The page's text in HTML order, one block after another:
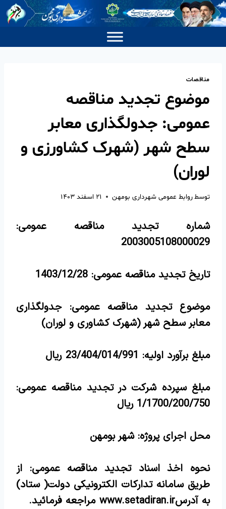
مناقصات
موضوع تجدید مناقصه
عمومی: جدولگذاری معابر
سطح شهر (شهرک کشاورزی و
لوران)
توسطروابط عمومی شهرداری بومهن ۲۱ اسفند ۱۴۰۳
شماره تجدید مناقصه عمومی:
2003005108000029
تاریخ تجدید مناقصه عمومی: 1403/12/28
موضوع تجدید مناقصه عمومی:جدولگذاری
معابر سطح شهر (شهرک کشاوری و لوران)
مبلغ برآورد اولیه: 23/404/014/991 ریال
مبلغ سپرده شرکت در تجدید مناقصه عمومی:
1/1700/200/750 ریال
محل اجرای پروژه: شهر بومهن
نحوه اخذ اسناد تجدید مناقصه عمومی: از
طریق سامانه تدارکات الکترونیکی دولت( ستاد)
به آدرسwww.setadiran.ir مراجعه فرمائید.